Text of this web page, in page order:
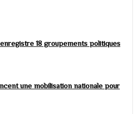
18 groupements politiques
une mobilisation nationale pour